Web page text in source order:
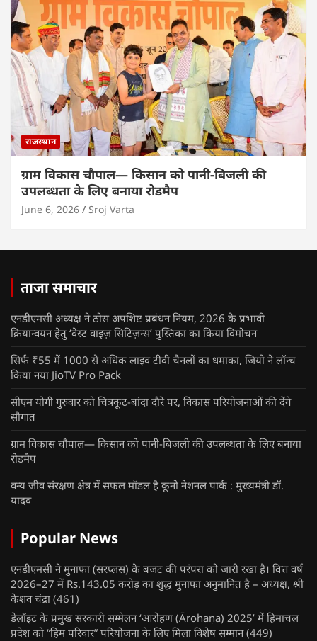
राजस्थान
ग्राम विकास चौपाल— किसान को पानी-बिजली की
उपलब्धता के लिए बनाया रोडमैप
June 6, 2026 Sroj Varta
ताजा समाचार
एनडीएमसी अध्यक्ष ने ठोस अपशिष्ट प्रबंधन नियम, 2026 के प्रभावी
क्रियान्वयन हेतु ‘वेस्ट वाइज़ सिटिज़न्स’ पुस्तिका का किया विमोचन
सिर्फ ₹55 में 1000 से अधिक लाइव टीवी चैनलों का धमाका, जियो ने लॉन्च
किया नया JioTV Pro Pack
सीएम योगी गुरुवार को चित्रकूट-बांदा दौरे पर, विकास परियोजनाओं की देंगे
सौगात
ग्राम विकास चौपाल— किसान को पानी-बिजली की उपलब्धता के लिए बनाया
रोडमैप
वन्य जीव संरक्षण क्षेत्र में सफल मॉडल है कूनो नेशनल पार्क : मुख्यमंत्री डॉ.
यादव
Popular News
एनडीएमसी ने मुनाफा (सरप्लस) के बजट की परंपरा को जारी रखा है। वित्त वर्ष
2026–27 में Rs.143.05 करोड़ का शुद्ध मुनाफा अनुमानित है – अध्यक्ष, श्री
केशव चंद्रा (461)
डेलॉइट के प्रमुख सरकारी सम्मेलन ‘आरोहण (Ārohaṇa) 2025’ में हिमाचल
प्रदेश को “हिम परिवार” परियोजना के लिए मिला विशेष सम्मान (449)